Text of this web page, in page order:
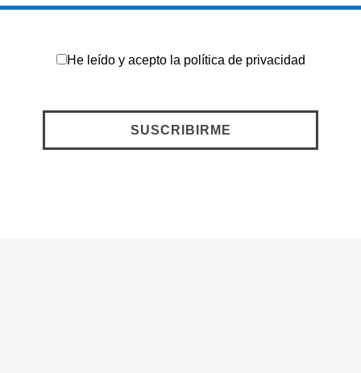
He leído y acepto la política de privacidad